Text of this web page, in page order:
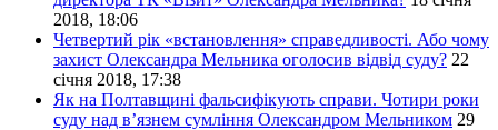
2018, 18:06
Четвертий рік «встановлення» справедливості. Або чому
захист Олександра Мельника оголосив відвід суду? 22
січня 2018, 17:38
Як на Полтавщині фальсифікують справи. Чотири роки
суду над в’язнем сумління Олександром Мельником 29